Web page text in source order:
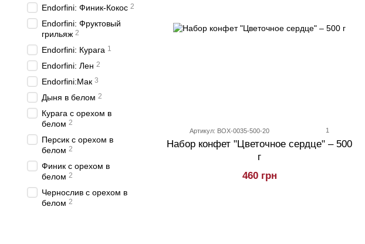
Артикул: BOX-0035-500-20 1
Набор конфет "Цветочное сердце" – 500
г
460 грн
Endorfini: Финик-Кокос 2
Endorfini: Фруктовый
грильяж 2
Endorfini: Курага 1
Endorfini: Лен 2
Endorfini:Мак 3
Дыня в белом 2
Курага с орехом в
белом 2
Персик с орехом в
белом 2
Финик с орехом в
белом 2
Чернослив с орехом в
белом 2